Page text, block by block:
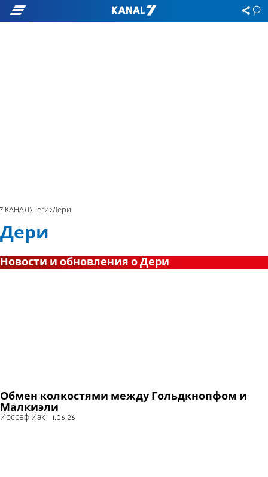
7 КАНАЛ Теги Дери
Дери
Новости и обновления о Дери
Обмен колкостями между Гольдкнопфом и
Малкиэли
Йоссеф Йак 1.06.26